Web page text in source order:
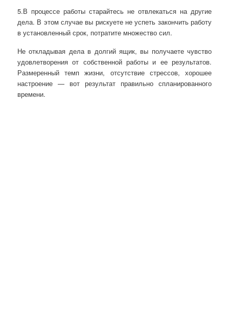
5.В процессе работы старайтесь не отвлекаться на другие
дела. В этом случае вы рискуете не успеть закончить работу
в установленный срок, потратите множество сил.
Не откладывая дела в долгий ящик, вы получаете чувство
удовлетворения от собственной работы и ее результатов.
Размеренный темп жизни, отсутствие стрессов, хорошее
настроение — вот результат правильно спланированного
времени.